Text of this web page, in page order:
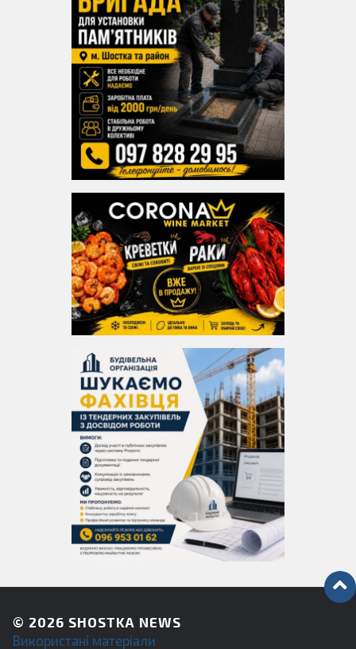
© 2026 SHOSTKA NEWS
Використані матеріали